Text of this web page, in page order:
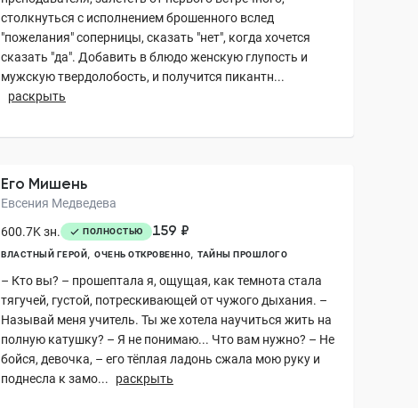
столкнуться с исполнением брошенного вслед
"пожелания" соперницы, сказать "нет", когда хочется
сказать "да". Добавить в блюдо женскую глупость и
мужскую твердолобость, и получится пикантн...
раскрыть
Его Мишень
Евсения Медведева
600.7K зн.
ПОЛНОСТЬЮ 159 ₽
ВЛАСТНЫЙ ГЕРОЙ ОЧЕНЬ ОТКРОВЕННО ТАЙНЫ ПРОШЛОГО
– Кто вы? – прошептала я, ощущая, как темнота стала
тягучей, густой, потрескивающей от чужого дыхания. –
Называй меня учитель. Ты же хотела научиться жить на
полную катушку? – Я не понимаю... Что вам нужно? – Не
бойся, девочка, – его тёплая ладонь сжала мою руку и
поднесла к замо...
раскрыть